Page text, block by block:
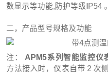
数显示等功能,防护等级IP54 。
二，产品型号规格及功能
注： APM5系列智能监控仪
方法接入时，仪表自带 2 次